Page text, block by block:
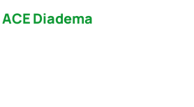
ACE Diadema